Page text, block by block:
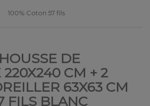
100% Coton 57 fils
DE
220X240 CM + 2
63X63 CM
FILS BLANC